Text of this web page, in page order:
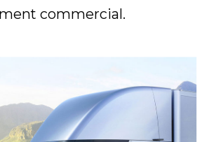
commercial.